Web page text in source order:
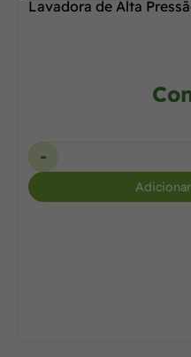
Lavadora de Alta
-